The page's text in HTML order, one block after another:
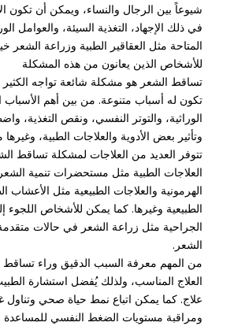
شيوعاً بين الرجال والنساء، ويمكن أن تكون
في ذلك الإجهاد، التغذية السيئة، والعوامل
المتاحة مثل العقاقير الطبية وزراعة الشعر
للأشخاص الذين يعانون من هذه المشكلة
تساقط الشعر هو مشكلة شائعة تواجه
تكون له أسباب متنوعة. من بين أهم الأسباب
الوراثية، والتوتر النفسي، ونقص التغذية،
وتأثير بعض الأدوية والعلاجات الطبية،
تتوفر العديد من العلاجات لمشكلة تساقط
العلاجات الطبية مثل مستحضرات تنمية
الهرمونية والعلاجات الطبيعية مثل الأعشاب
الطبيعية وغيرها. كما يمكن للأشخاص اللجوء
الجراحية مثل زراعة الشعر في حالات
الشعر.
من المهم معرفة السبب الدقيق وراء تساقط
العلاج المناسب، ولذلك يُفضل استشارة
علاج. كما يمكن اتباع نمط حياة صحي وتناول
ومراقبة مستويات الضغط النفسي